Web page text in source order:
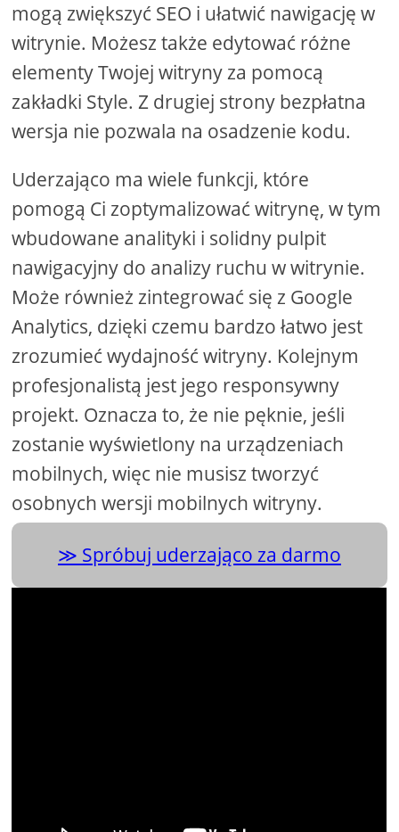
mogą zwiększyć SEO i ułatwić nawigację w
witrynie. Możesz także edytować różne
elementy Twojej witryny za pomocą
zakładki Style. Z drugiej strony bezpłatna
wersja nie pozwala na osadzenie kodu.
Uderzająco ma wiele funkcji, które
pomogą Ci zoptymalizować witrynę, w tym
wbudowane analityki i solidny pulpit
nawigacyjny do analizy ruchu w witrynie.
Może również zintegrować się z Google
Analytics, dzięki czemu bardzo łatwo jest
zrozumieć wydajność witryny. Kolejnym
profesjonalistą jest jego responsywny
projekt. Oznacza to, że nie pęknie, jeśli
zostanie wyświetlony na urządzeniach
mobilnych, więc nie musisz tworzyć
osobnych wersji mobilnych witryny.
Spróbuj uderzająco za darmo